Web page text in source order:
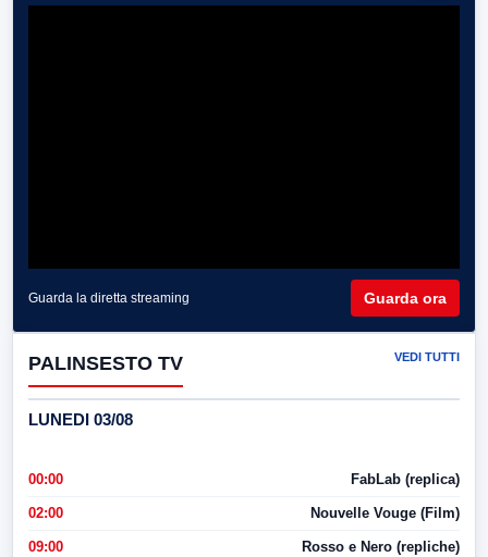
Guarda la diretta streaming Guarda ora
PALINSESTO TV VEDI TUTTI
LUNEDI 03/08
00:00 FabLab (replica)
02:00 Nouvelle Vouge (Film)
09:00 Rosso e Nero (repliche)